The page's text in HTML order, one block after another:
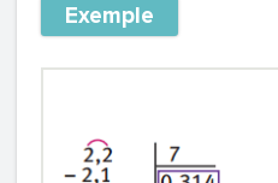
Exemple